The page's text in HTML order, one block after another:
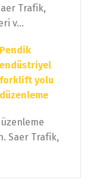
Trafik,
v...
Pendik
endüstriyel
forklift yolu
düzenleme
Saer Trafik,